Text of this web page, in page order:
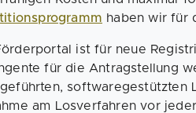
haben wir für
ist für neue
für die Antragstellung
softwaregestützten
am Losverfahren vor